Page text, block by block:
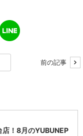
前の記事
！8月のYUBUNEP